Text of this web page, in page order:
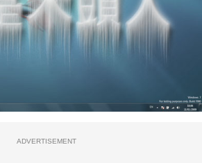
ADVERTISEMENT